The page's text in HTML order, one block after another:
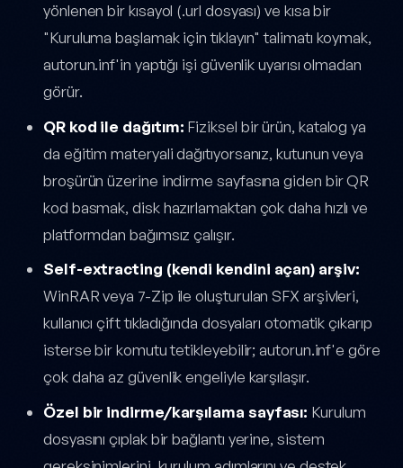
yönlenen bir kısayol (.url dosyası) ve kısa bir
"Kuruluma başlamak için tıklayın" talimatı koymak,
autorun.inf'in yaptığı işi güvenlik uyarısı olmadan
görür.
QR kod ile dağıtım: Fiziksel bir ürün, katalog ya
da eğitim materyali dağıtıyorsanız, kutunun veya
broşürün üzerine indirme sayfasına giden bir QR
kod basmak, disk hazırlamaktan çok daha hızlı ve
platformdan bağımsız çalışır.
Self-extracting (kendi kendini açan) arşiv:
WinRAR veya 7-Zip ile oluşturulan SFX arşivleri,
kullanıcı çift tıkladığında dosyaları otomatik çıkarıp
isterse bir komutu tetikleyebilir; autorun.inf'e göre
çok daha az güvenlik engeliyle karşılaşır.
Özel bir indirme/karşılama sayfası: Kurulum
dosyasını çıplak bir bağlantı yerine, sistem